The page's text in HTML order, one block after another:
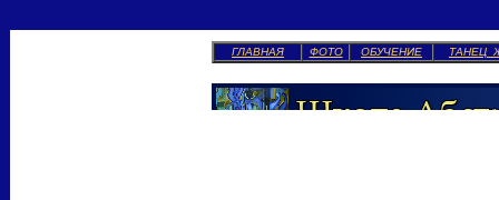
ГЛАВНАЯ ФОТО ОБУЧЕНИЕ ТАНЕЦ